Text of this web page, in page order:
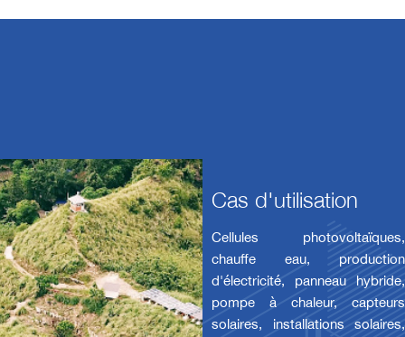
Cas d'utilisation
Cellules photovoltaïques,
chauffe eau, production
d'électricité, panneau hybride,
pompe à chaleur, capteurs
solaires, installations solaires,